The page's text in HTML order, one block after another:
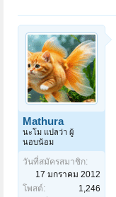
Mathura
นะโม แปลว่า ผู้
นอบน้อม
วันที่สมัครสมาชิก:
17 มกราคม 2012
โพสต์:
1,246